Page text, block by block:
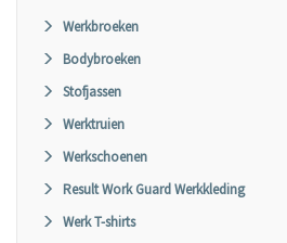
Werkbroeken
Bodybroeken
Stofjassen
Werktruien
Werkschoenen
Result Work Guard Werkkleding
Werk T-shirts